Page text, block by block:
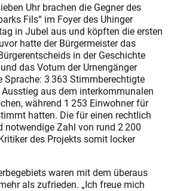
Uhr brachen die Gegner des
Fils“ im Foyer des Uhinger
in Jubel aus und köpften die ersten
hatte der Bürgermeister das
in der Geschichte
das Votum der Urnengänger
Sprache: 3 363 Stimmberechtigte
aus dem interkommunalen
während 1 253 Einwohner für
hatten. Die für einen rechtlich
notwendige Zahl von rund 2 200
des Projekts somit locker
waren mit dem überaus
als zufrieden. „Ich freue mich